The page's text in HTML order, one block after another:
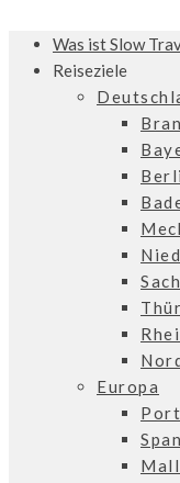
Was ist Slow
Reiseziele
Europa